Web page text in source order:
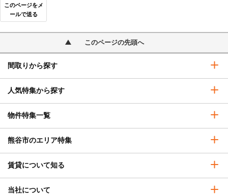
このページをメ
ールで送る
このページの先頭へ
間取りから探す
人気特集から探す
物件特集一覧
熊谷市のエリア特集
賃貸について知る
当社について